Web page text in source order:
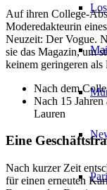
Auf ihren College-
Moderedakteurin
Neuzeit: Der Vogue.
sie das Magazin, um
keinem geringeren
Nach dem
Nach 15
Lauren
Eine
Nach kurzer Zeit
für einen erneuten